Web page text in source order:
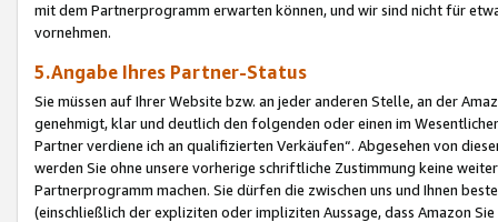
mit dem Partnerprogramm erwarten können, und wir sind nicht für
vornehmen.
5.Angabe Ihres Partner-Status
Sie müssen auf Ihrer Website bzw. an jeder anderen Stelle, an der
genehmigt, klar und deutlich den folgenden oder einen im
Partner verdiene ich an qualifizierten Verkäufen“. Abgesehen von
werden Sie ohne unsere vorherige schriftliche Zustimmung keine
Partnerprogramm machen. Sie dürfen die zwischen uns und Ihnen
(einschließlich der expliziten oder impliziten Aussage, dass Amazon